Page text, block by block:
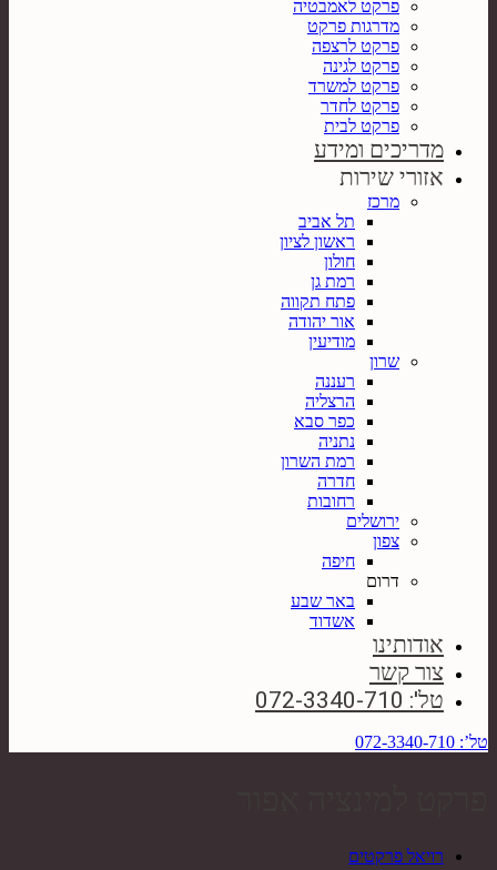
פרקט לאמבטיה
מדרגות פרקט
פרקט לרצפה
פרקט לגינה
פרקט למשרד
פרקט לחדר
פרקט לבית
מדריכים ומידע
אזורי שירות
מרכז
תל אביב
ראשון לציון
חולון
רמת גן
פתח תקווה
אור יהודה
מודיעין
שרון
רעננה
הרצליה
כפר סבא
נתניה
רמת השרון
חדרה
רחובות
ירושלים
צפון
חיפה
דרום
באר שבע
אשדוד
אודותינו
צור קשר
טל': 072-3340-710
טל’: 072-3340-710
רויאל פרקטים